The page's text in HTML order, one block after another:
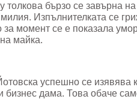
толкова бързо се завърна
Изпълнителката се
за момент се е показала
майка.
успешно се изявява
бизнес дама. Това обаче